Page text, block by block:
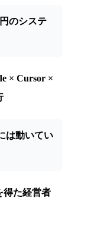
のシステ
× Cursor ×
は動いてい
得た経営者